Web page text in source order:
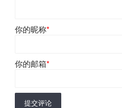
你的昵称*
你的邮箱*
提交评论